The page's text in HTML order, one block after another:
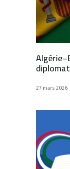
27 mars 2026